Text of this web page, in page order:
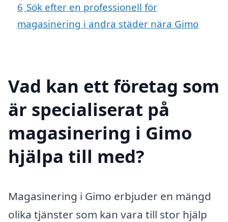
6 Sök efter en professionell för
magasinering i andra städer nära Gimo
Vad kan ett företag som
är specialiserat på
magasinering i Gimo
hjälpa till med?
Magasinering i Gimo erbjuder en mängd
olika tjänster som kan vara till stor hjälp